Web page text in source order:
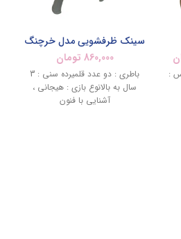
:
سینک ظرفشویی مدل خرچنگ
860,000 تومان
باطری : دو عدد قلمیرده سنی : 3
سال به بالانوع بازی : هیجانی ،
آشنایی با فنون